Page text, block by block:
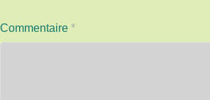
Commentaire *